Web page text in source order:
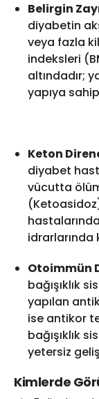
Belirgin
diyabetin
veya fazla
indeksleri
altındadır;
yapıya
Keton
diyabet
vücutta
idrarlarında
Otoimmün
bağışıklık
yapılan
ise antikor
bağışıklık
yetersiz
Kimlerde